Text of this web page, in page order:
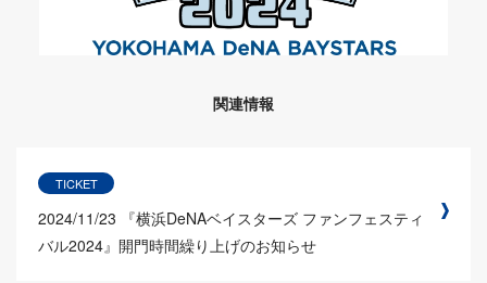
関連情報
TICKET
2024/11/23
『横浜DeNAベイスターズ ファンフェスティ
バル2024』開門時間繰り上げのお知らせ